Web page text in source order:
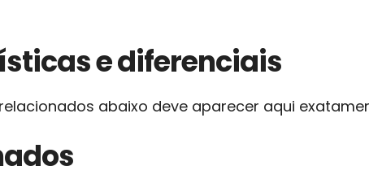
e diferenciais
relacionados abaixo deve aparecer aqui